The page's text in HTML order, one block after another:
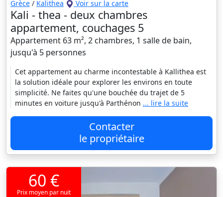
Grèce / Kalithea Voir sur la carte
Kali - thea - deux chambres
appartement, couchages 5
Appartement 63 m², 2 chambres, 1 salle de bain,
jusqu'à 5 personnes
Cet appartement au charme incontestable à Kallithea est
la solution idéale pour explorer les environs en toute
simplicité. Ne faites qu'une bouchée du trajet de 5
minutes en voiture jusqu'à Parthénon ... lire la suite
Contacter
le propriétaire
60 €
Prix moyen par nuit